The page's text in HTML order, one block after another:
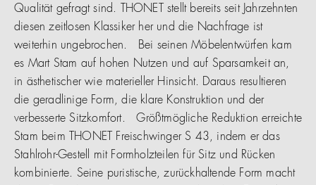
Qualität gefragt sind. THONET stellt bereits seit Jahrzehnten
diesen zeitlosen Klassiker her und die Nachfrage ist
weiterhin ungebrochen. Bei seinen Möbelentwürfen kam
es Mart Stam auf hohen Nutzen und auf Sparsamkeit an,
in ästhetischer wie materieller Hinsicht. Daraus resultieren
die geradlinige Form, die klare Konstruktion und der
verbesserte Sitzkomfort. Größtmögliche Reduktion erreichte
Stam beim THONET Freischwinger S 43, indem er das
Stahlrohr-Gestell mit Formholzteilen für Sitz und Rücken
kombinierte. Seine puristische, zurückhaltende Form macht